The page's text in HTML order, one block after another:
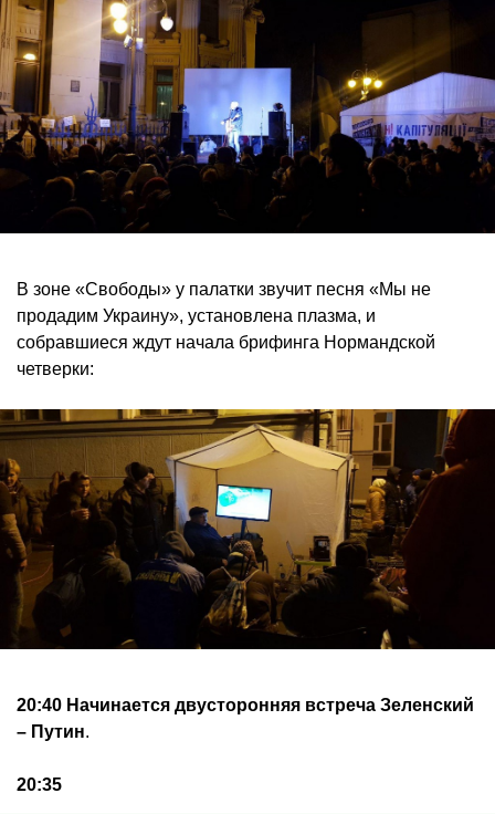
В зоне «Свободы» у палатки звучит песня «Мы не
продадим Украину», установлена плазма, и
собравшиеся ждут начала брифинга Нормандской
четверки:
20:40 Начинается двусторонняя встреча Зеленский
– Путин.
20:35